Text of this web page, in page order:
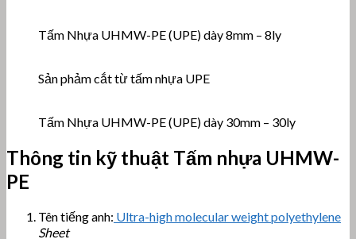
Tấm Nhựa UHMW-PE (UPE) dày 8mm – 8ly
Sản phảm cắt từ tấm nhựa UPE
Tấm Nhựa UHMW-PE (UPE) dày 30mm – 30ly
Thông tin kỹ thuật Tấm nhựa UHMW-
PE
Tên tiếng anh: Ultra-high molecular weight polyethylene
Sheet